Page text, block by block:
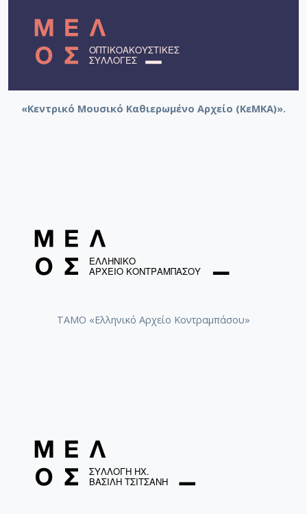
«Κεντρικό Μουσικό Καθιερωμένο Αρχείο (ΚεΜΚΑ)».
ΤΑΜΟ «Ελληνικό Αρχείο Κοντραμπάσου»